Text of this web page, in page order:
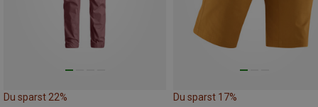
Du sparst 22% Du sparst 17%